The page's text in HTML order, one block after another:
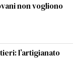
non vogliono
l’artigianato